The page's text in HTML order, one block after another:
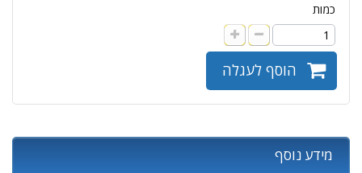
כמות
הוסף לעגלה
מידע נוסף